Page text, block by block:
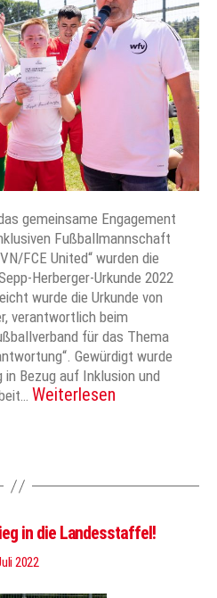
gemeinsame Engagement
Fußballmannschaft
FCE United“ wurden die
Herberger-Urkunde 2022
wurde die Urkunde von
verantwortlich beim
für das Thema
Gewürdigt wurde
Bezug auf Inklusion und
Weiterlesen
in die Landesstaffel!
2022